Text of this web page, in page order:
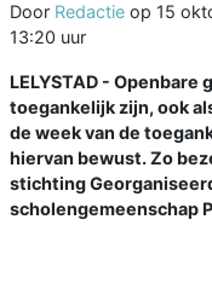
Door Redactie op 15
13:20 uur
LELYSTAD -
toegankelijk zijn, ook
de week van de
hiervan bewust. Zo
stichting
scholengemeenschap